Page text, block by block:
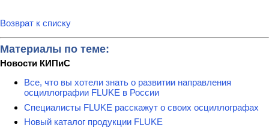
Возврат к списку
Материалы по теме:
Новости КИПиС
Все, что вы хотели знать о развитии направления
осциллографии FLUKE в России
Специалисты FLUKE расскажут о своих осциллографах
Новый каталог продукции FLUKE